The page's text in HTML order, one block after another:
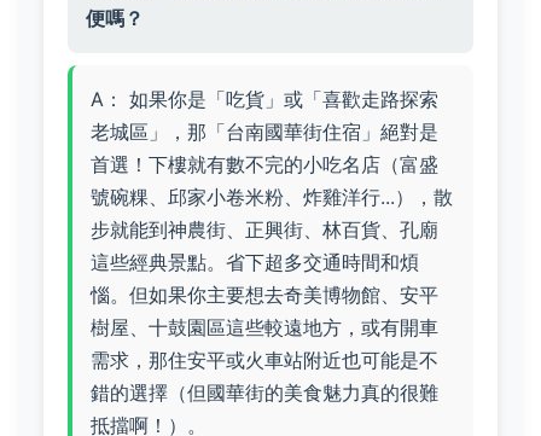
便嗎？
A： 如果你是「吃貨」或「喜歡走路探索
老城區」，那「台南國華街住宿」絕對是
首選！下樓就有數不完的小吃名店（富盛
號碗粿、邱家小卷米粉、炸雞洋行...），散
步就能到神農街、正興街、林百貨、孔廟
這些經典景點。省下超多交通時間和煩
惱。但如果你主要想去奇美博物館、安平
樹屋、十鼓園區這些較遠地方，或有開車
需求，那住安平或火車站附近也可能是不
錯的選擇（但國華街的美食魅力真的很難
抵擋啊！）。